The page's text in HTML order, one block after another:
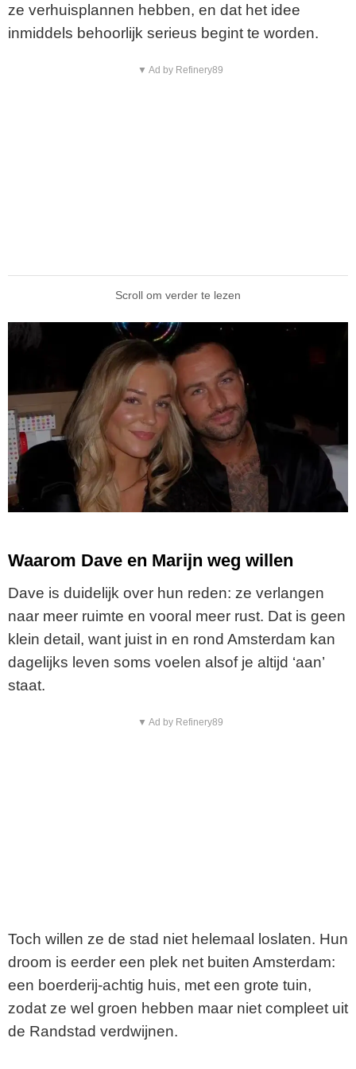
ze verhuisplannen hebben, en dat het idee
inmiddels behoorlijk serieus begint te worden.
▼ Ad by Refinery89
Scroll om verder te lezen
Waarom Dave en Marijn weg willen
Dave is duidelijk over hun reden: ze verlangen
naar meer ruimte en vooral meer rust. Dat is geen
klein detail, want juist in en rond Amsterdam kan
dagelijks leven soms voelen alsof je altijd ‘aan’
staat.
▼ Ad by Refinery89
Toch willen ze de stad niet helemaal loslaten. Hun
droom is eerder een plek net buiten Amsterdam:
een boerderij-achtig huis, met een grote tuin,
zodat ze wel groen hebben maar niet compleet uit
de Randstad verdwijnen.